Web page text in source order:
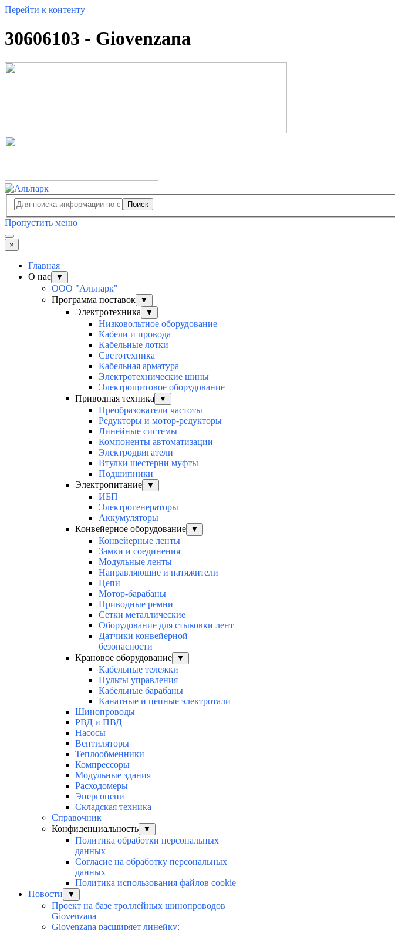
Перейти к контенту
30606103 - Giovenzana
Поиск
Пропустить меню
×
Главная
О нас
▼
ООО "Альпарк"
Программа поставок
▼
Электротехника ▼
Низковольтное оборудование
Кабели и провода
Кабельные лотки
Светотехника
Кабельная арматура
Электротехнические шины
Электрощитовое оборудование
Приводная техника
▼
Преобразователи частоты
Редукторы и мотор-редукторы
Линейные системы
Компоненты автоматизации
Электродвигатели
Втулки шестерни муфты
Подшипники
Электропитание
▼
ИБП
Электрогенераторы
Аккумуляторы
Конвейерное оборудование
▼
Конвейерные ленты
Замки и соединения
Модульные ленты
Направляющие и натяжители
Цепи
Мотор-барабаны
Приводные ремни
Сетки металлические
Оборудование для стыковки лент
Датчики конвейерной
безопасности
Крановое оборудование
▼
Кабельные тележки
Пульты управления
Кабельные барабаны
Канатные и цепные электротали
Шинопроводы
РВД и ПВД
Насосы
Вентиляторы
Теплообменники
Компрессоры
Модульные здания
Расходомеры
Энергоцепи
Складская техника
Справочник
Конфиденциальность
▼
Политика обработки персональных
данных
Согласие на обработку персональных
данных
Политика использования файлов cookie
Новости
▼
Проект на базе троллейных шинопроводов
Giovenzana
Giovenzana расширяет линейку: